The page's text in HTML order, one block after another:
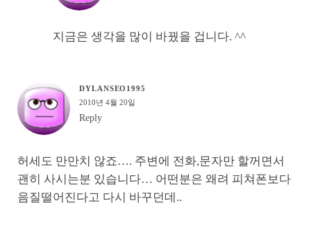
지금은 생각을 많이 바꿨을 겁니다. ^^
DYLANSEO1995
2010년 4월 20일
Reply
허세도 만만치 않죠…. 주변에 전화,문자만 할꺼면서
괜히 사시는분 있습니다… 어떤분은 왜려 피쳐폰보다
음질떨어진다고 다시 바꾸던데..